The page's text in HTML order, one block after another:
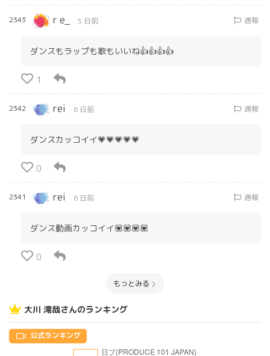
2343 r e_ 5 日前 通報
ダンスもラップも歌もいいね👍👍👍👍
1
2342 rei 6 日前 通報
ダンスカッコイイ💗💗💗💗💗
0
2341 rei 6 日前 通報
ダンス動画カッコイイ💟💟💟💟
0
もっとみる
大川 澪哉さんのランキング
公式ランキング